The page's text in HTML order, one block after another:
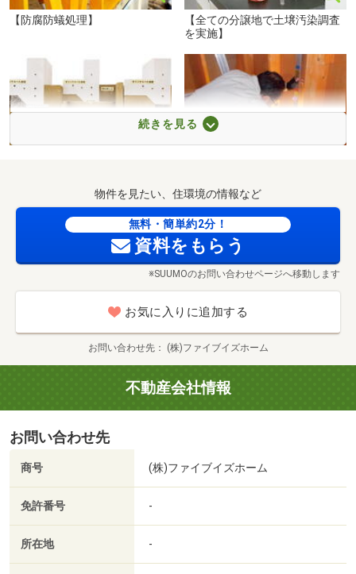
わたまクリニックまで670m 内科・小児科から消化器内科や脳神経外科など幅広く診療しています。土曜日も受付しており安心です！
【防腐防蟻処理】
【全ての分譲地で土壌汚染調査
を実施】
【地盤調査・地盤改良】 【検査・チェック】
続きを見る
物件を見たい、住環境の情報など
無料・簡単約2分！
資料をもらう
※SUUMOのお問い合わせページへ移動します
お気に入りに追加する
お問い合わせ先 (株)ファイブイズホーム
不動産会社情報
お問い合わせ先
商号 (株)ファイブイズホーム
免許番号 -
所在地 -